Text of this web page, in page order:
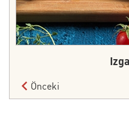
Önceki